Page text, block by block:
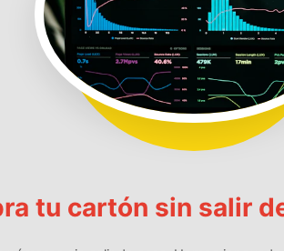
tu cartón sin salir